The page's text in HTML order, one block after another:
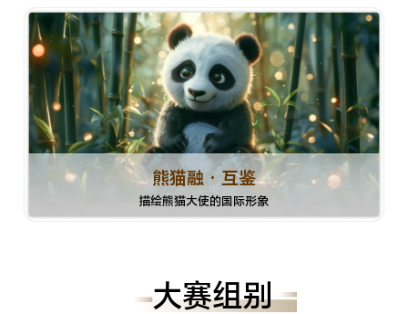
熊猫融 · 互鉴
描绘熊猫大使的国际形象
大赛组别